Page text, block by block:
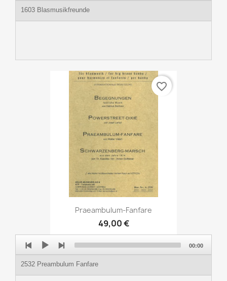
1603 Blasmusikfreunde
Praeambulum-Fanfare
49,00 €
favorite_border
Audio
Player
2532 Preambulum Fanfare
00:00